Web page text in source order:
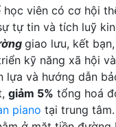
học viên có cơ hội
tự tin và tích luỹ
giao lưu, kết
kỹ năng xã hội
lựa và hướng dẫn
giảm 5% tổng hoá
piano tại trung tâm.